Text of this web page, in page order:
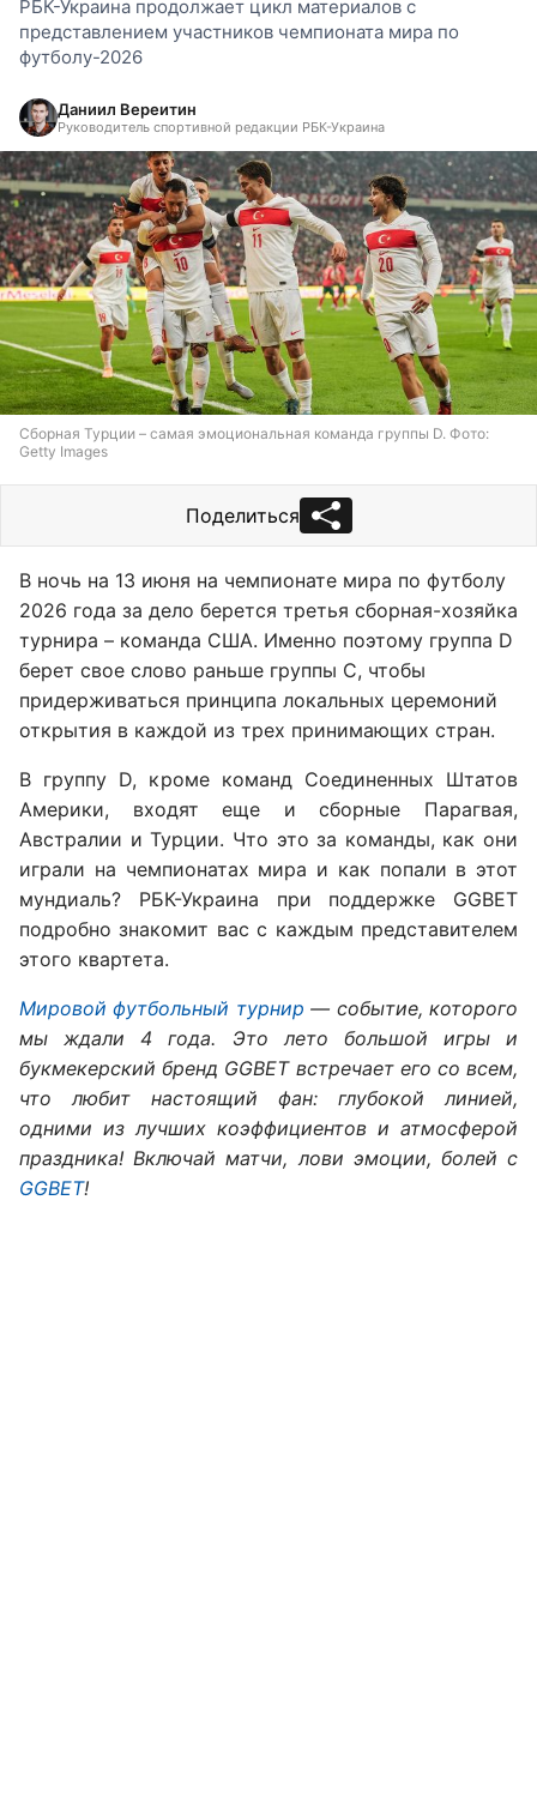
РБК-Украина продолжает цикл материалов с
представлением участников чемпионата мира по
футболу-2026
Даниил Вереитин
Руководитель спортивной редакции РБК-Украина
Сборная Турции – самая эмоциональная команда группы D. Фото:
Getty Images
Поделиться
В ночь на 13 июня на чемпионате мира по футболу
2026 года за дело берется третья сборная-хозяйка
турнира – команда США. Именно поэтому группа D
берет свое слово раньше группы C, чтобы
придерживаться принципа локальных церемоний
открытия в каждой из трех принимающих стран.
В группу D, кроме команд Соединенных Штатов
Америки, входят еще и сборные Парагвая,
Австралии и Турции. Что это за команды, как они
играли на чемпионатах мира и как попали в этот
мундиаль? РБК-Украина при поддержке GGBET
подробно знакомит вас с каждым представителем
этого квартета.
Мировой футбольный турнир — событие, которого
мы ждали 4 года. Это лето большой игры и
букмекерский бренд GGBET встречает его со всем,
что любит настоящий фан: глубокой линией,
одними из лучших коэффициентов и атмосферой
праздника! Включай матчи, лови эмоции, болей с
GGBET!